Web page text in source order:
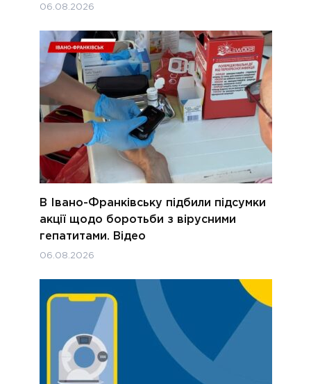
06.08.2026
В Івано-Франківську підбили підсумки
акції щодо боротьби з вірусними
гепатитами. Відео
06.08.2026